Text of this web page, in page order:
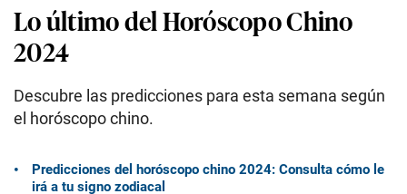
Lo último del Horóscopo Chino
2024
Descubre las predicciones para esta semana según
el horóscopo chino.
Predicciones del horóscopo chino 2024: Consulta cómo le
irá a tu signo zodiacal